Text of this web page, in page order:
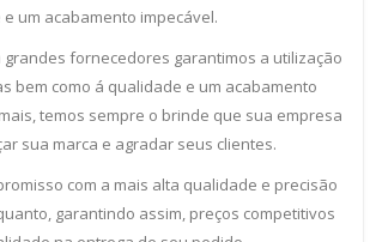
um acabamento impecável.
grandes fornecedores garantimos a utilização
bem como á qualidade e um acabamento
temos sempre o brinde que sua empresa
sua marca e agradar seus clientes.
com a mais alta qualidade e precisão
garantindo assim, preços competitivos